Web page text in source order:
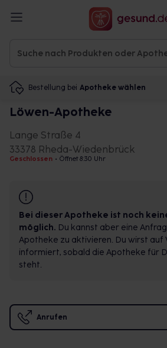
Bestellung bei Apotheke wählen
Löwen-Apotheke
Lange Straße 4
33378 Rheda-Wiedenbrück
Geschlossen • Öffnet 8:30 Uhr
Bei dieser Apotheke ist noch
möglich. Du kannst aber eine
Apotheke zu aktivieren. Du wirst auf
informiert, sobald die Apotheke für
steht.
Anrufen